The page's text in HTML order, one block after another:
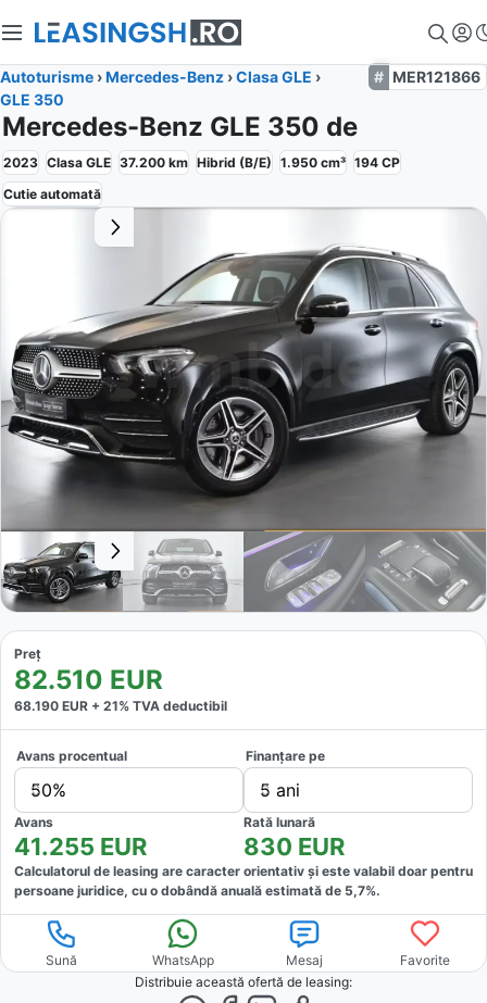
Autoturisme ›Mercedes-Benz ›Clasa GLE ›
GLE 350
MER121866
Mercedes-Benz GLE 350 de
2023 Clasa GLE 37.200 km Hibrid (B/E) 1.950 cm³ 194 CP
Cutie automată
Preț
82.510 EUR
68.190 EUR + 21% TVA deductibil
Avans procentual
50%
Finanțare pe
5 ani
Avans
41.255 EUR
Rată lunară
830 EUR
Calculatorul de leasing are caracter orientativ și este valabil doar pentru
persoane juridice, cu o dobândă anuală estimată de 5,7%.
Sună WhatsApp Mesaj
Favorite
Distribuie această ofertă de leasing: